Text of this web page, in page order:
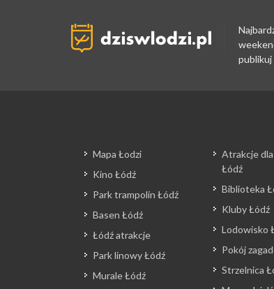
publikuj
Mapa Łodzi
Kino Łódź
Park trampolin Łódź
Basen Łódź
Łódź atrakcje
Park linowy Łódź
Murale Łódź
Atrakcje
Łódź
Biblioteka
Kluby Łódź
Lodowisko
Pokój
Strzelnica